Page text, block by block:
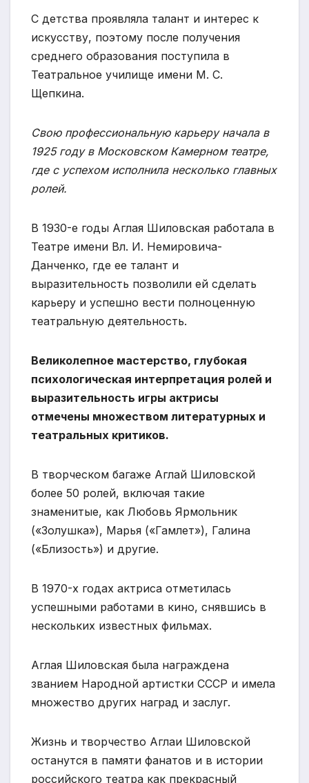
С детства проявляла талант и интерес к
искусству, поэтому после получения
среднего образования поступила в
Театральное училище имени М. С.
Щепкина.
Свою профессиональную карьеру начала в
1925 году в Московском Камерном театре,
где с успехом исполнила несколько главных
ролей.
В 1930-е годы Аглая Шиловская работала в
Театре имени Вл. И. Немировича-
Данченко, где ее талант и
выразительность позволили ей сделать
карьеру и успешно вести полноценную
театральную деятельность.
Великолепное мастерство, глубокая
психологическая интерпретация ролей и
выразительность игры актрисы
отмечены множеством литературных и
театральных критиков.
В творческом багаже Аглай Шиловской
более 50 ролей, включая такие
знаменитые, как Любовь Ярмольник
(«Золушка»), Марья («Гамлет»), Галина
(«Близость») и другие.
В 1970-х годах актриса отметилась
успешными работами в кино, снявшись в
нескольких известных фильмах.
Аглая Шиловская была награждена
званием Народной артистки СССР и имела
множество других наград и заслуг.
Жизнь и творчество Аглаи Шиловской
останутся в памяти фанатов и в истории
российского театра как прекрасный